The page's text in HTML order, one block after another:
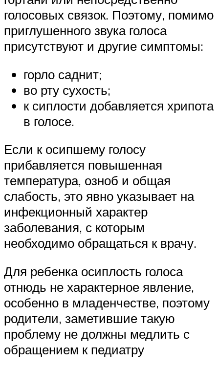
голосовых связок. Поэтому, помимо
приглушенного звука голоса
присутствуют и другие симптомы:
горло саднит;
во рту сухость;
к сиплости добавляется хрипота
в голосе.
Если к осипшему голосу
прибавляется повышенная
температура, озноб и общая
слабость, это явно указывает на
инфекционный характер
заболевания, с которым
необходимо обращаться к врачу.
Для ребенка осиплость голоса
отнюдь не характерное явление,
особенно в младенчестве, поэтому
родители, заметившие такую
проблему не должны медлить с
обращением к педиатру